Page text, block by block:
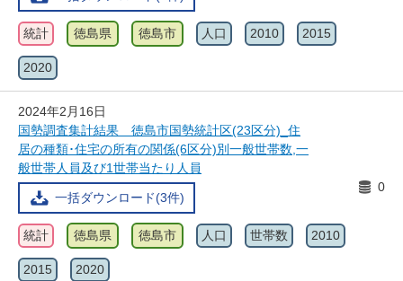
統計 徳島県 徳島市 人口 2010 2015
2020
2024年2月16日
国勢調査集計結果 徳島市国勢統計区(23区分)_住
居の種類･住宅の所有の関係(6区分)別一般世帯数,一
般世帯人員及び1世帯当たり人員
一括ダウンロード(3件)
0
統計 徳島県 徳島市 人口 世帯数 2010
2015 2020